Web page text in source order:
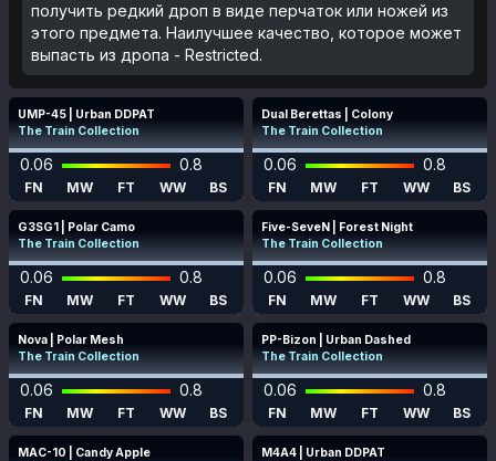
получить редкий дроп в виде перчаток или ножей из
этого предмета. Наилучшее качество, которое может
выпасть из дропа - Restricted.
UMP-45 | Urban DDPAT
The Train Collection
0.06 0.8
FN MW FT WW BS
Dual Berettas | Colony
The Train Collection
0.06 0.8
FN MW FT WW BS
G3SG1 | Polar Camo
The Train Collection
0.06 0.8
FN MW FT WW BS
Five-SeveN | Forest Night
The Train Collection
0.06 0.8
FN MW FT WW BS
Nova | Polar Mesh
The Train Collection
0.06 0.8
FN MW FT WW BS
PP-Bizon | Urban Dashed
The Train Collection
0.06 0.8
FN MW FT WW BS
MAC-10 | Candy Apple
M4A4 | Urban DDPAT